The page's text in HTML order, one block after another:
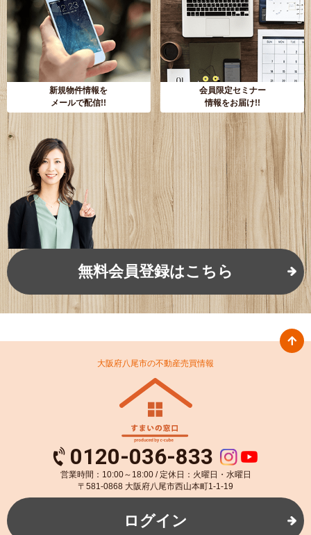
新規物件情報を
メールで配信!!
会員限定セミナー
情報をお届け!!
無料会員登録はこちら
大阪府八尾市の不動産売買情報
0120-036-833
営業時間：10:00～18:00 / 定休日：火曜日・水曜日
〒581-0868 大阪府八尾市西山本町1-1-19
ログイン